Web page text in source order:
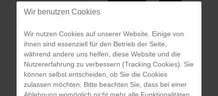
Wir benutzen Cookies
Wir nutzen Cookies auf unserer Website. Einige von
ihnen sind essenziell für den Betrieb der Seite,
während andere uns helfen, diese Website und die
Nutzererfahrung zu verbessern (Tracking Cookies). Sie
können selbst entscheiden, ob Sie die Cookies
zulassen möchten. Bitte beachten Sie, dass bei einer